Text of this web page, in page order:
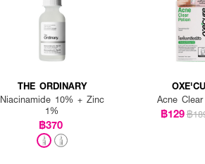
THE ORDINARY
Niacinamide 10% + Zinc
1%
฿370
Acne
฿129฿